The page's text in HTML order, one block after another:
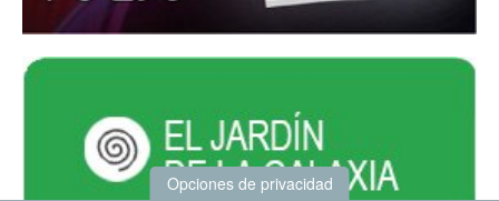
Opciones de privacidad